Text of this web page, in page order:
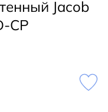
Jacob
CP